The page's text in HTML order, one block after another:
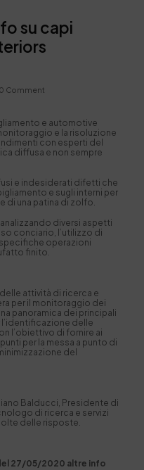
su capi
0 Comment
e automotive
e la risoluzione
con esperti del
diffusa e non sempre
e indesiderati difetti che
e sugli interni per
di una patina di zolfo.
diversi aspetti
conciario, l’utilizzo di
operazioni
finito.
attività di ricerca e
per il monitoraggio dei
panoramica dei principali
delle
l’obiettivo di fornire ai
per la messa a punto di
del
Balducci, Presidente di
di ricerca e servizi
delle risposte.
27/05/2020 altre info